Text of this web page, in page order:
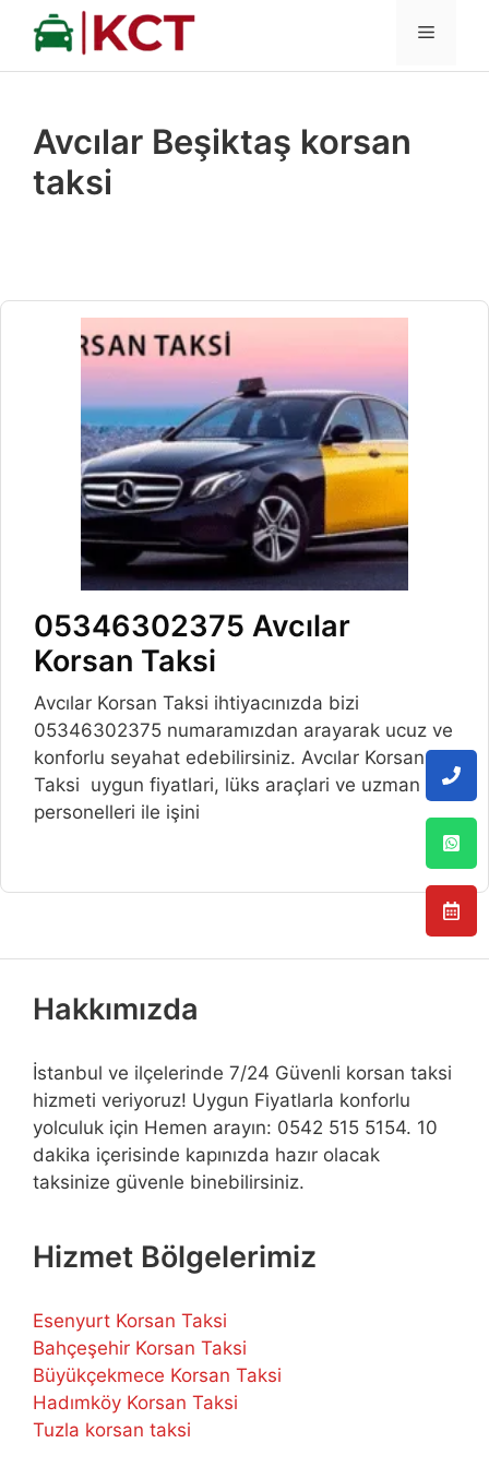
İçeriğe
MENÜ
Avcılar Beşiktaş korsan
taksi
05346302375 Avcılar
Korsan Taksi
Avcılar Korsan Taksi ihtiyacınızda bizi
05346302375 numaramızdan arayarak ucuz ve
konforlu seyahat edebilirsiniz. Avcılar Korsan
Taksi uygun fiyatlari, lüks araçlari ve uzman
personelleri ile işini
Hakkımızda
İstanbul ve ilçelerinde 7/24 Güvenli korsan taksi
hizmeti veriyoruz! Uygun Fiyatlarla konforlu
yolculuk için Hemen arayın: 0542 515 5154. 10
dakika içerisinde kapınızda hazır olacak
taksinize güvenle binebilirsiniz.
Hizmet Bölgelerimiz
Esenyurt Korsan Taksi
Bahçeşehir Korsan Taksi
Büyükçekmece Korsan Taksi
Hadımköy Korsan Taksi
Tuzla korsan taksi